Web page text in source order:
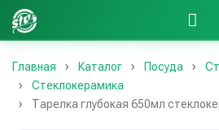
Главная Каталог Посуда
Стеклокерамика
Тарелка глубокая 650мл